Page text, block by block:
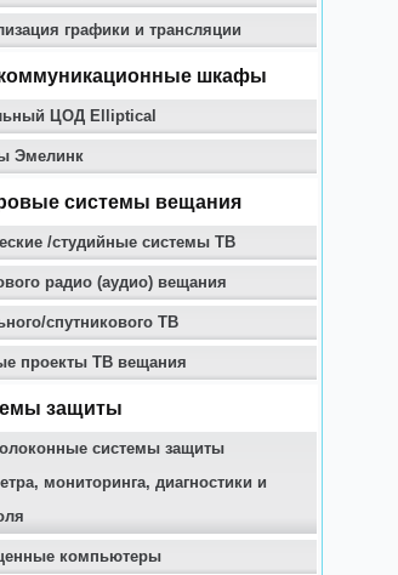
графики и трансляции
шкафы
ЦОД Elliptical
Эмелинк
системы вещания
/студийные системы ТВ
радио (аудио) вещания
спутникового ТВ
проекты ТВ вещания
защиты
системы защиты
мониторинга, диагностики и
компьютеры